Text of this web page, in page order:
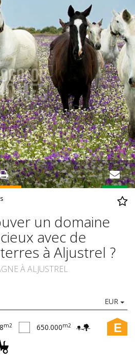
un domaine
avec de
à Aljustrel ?
À ALJUSTREL
EUR
E
m2 650.000m2